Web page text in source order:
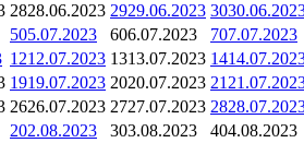
2828.06.2023 2929.06.2023 30
505.07.2023 606.07.2023 707.07.2023
1212.07.2023 1313.07.2023 14
1919.07.2023 2020.07.2023 21
2626.07.2023 2727.07.2023 28
202.08.2023 303.08.2023 404.08.2023